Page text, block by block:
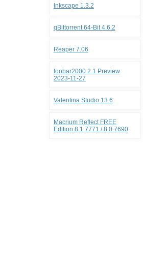
Inkscape 1.3.2
qBittorrent 64-Bit 4.6.2
Reaper 7.06
foobar2000 2.1 Preview
2023-11-27
Valentina Studio 13.6
Macrium Reflect FREE
Edition 8.1.7771 / 8.0.7690